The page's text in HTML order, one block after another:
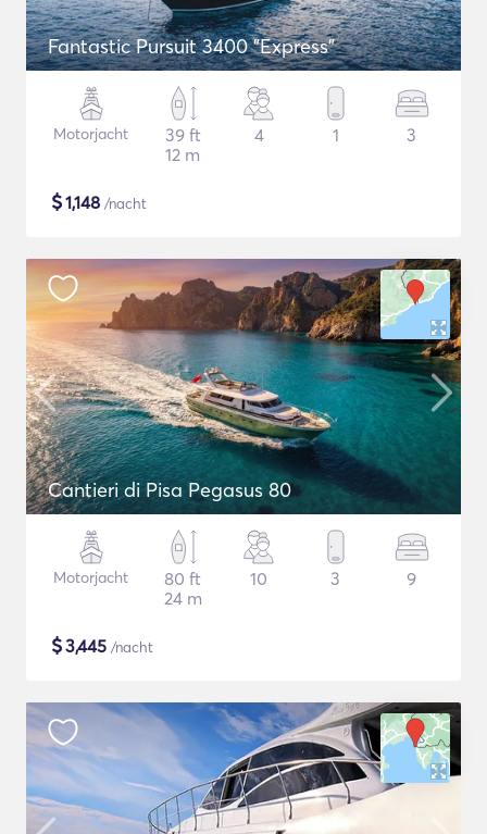
Fantastic Pursuit 3400 "Express"
Motorjacht
39 ft
12 m
4 1 3
$1,148 /nacht
Cantieri di Pisa Pegasus 80
Motorjacht
80 ft
24 m
10 3 9
$3,445 /nacht